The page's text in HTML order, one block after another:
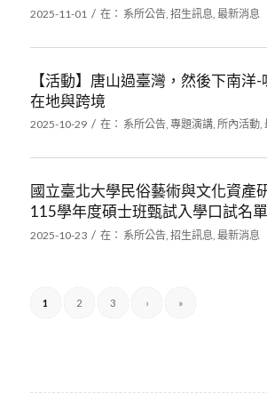
2025-11-01 / 在： 系所公告, 招生訊息 最新消息
【活動】唐山過臺灣，然後下南洋-
在地與跨境
2025-10-29 / 在： 系所公告, 專題演講, 所內活動,
國立臺北大學民俗藝術與文化資產
115學年度碩士班甄試入學口試名單
2025-10-23 / 在： 系所公告, 招生訊息 最新消息
1 2 3 › »